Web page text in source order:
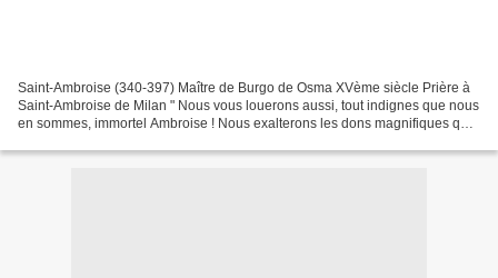
Saint-Ambroise (340-397) Maître de Burgo de Osma XVème siècle Prière à
Saint-Ambroise de Milan " Nous vous louerons aussi, tout indignes que nous
en sommes, immortel Ambroise ! Nous exalterons les dons magnifiques que